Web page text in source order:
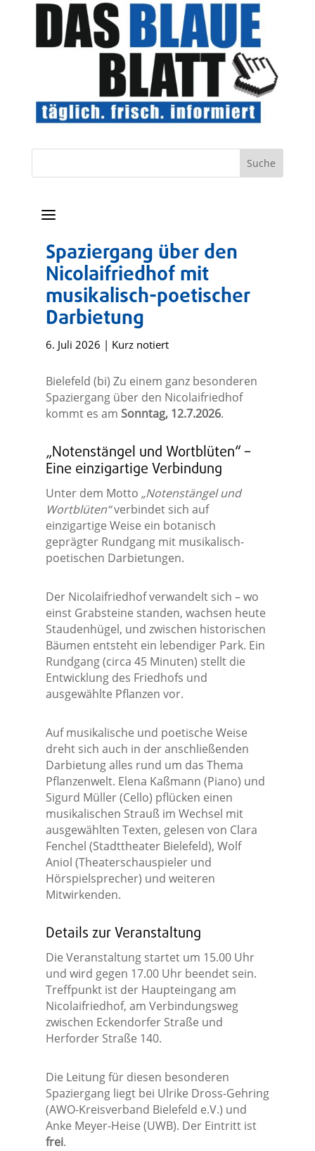
a
Spaziergang über den
Nicolaifriedhof mit
musikalisch-poetischer
Darbietung
6. Juli 2026 | Kurz notiert
Bielefeld (bi) Zu einem ganz besonderen
Spaziergang über den Nicolaifriedhof
kommt es am Sonntag, 12.7.2026.
„Notenstängel und Wortblüten“ –
Eine einzigartige Verbindung
Unter dem Motto „Notenstängel und
Wortblüten“verbindet sich auf
einzigartige Weise ein botanisch
geprägter Rundgang mit musikalisch-
poetischen Darbietungen.
Der Nicolaifriedhof verwandelt sich – wo
einst Grabsteine standen, wachsen heute
Staudenhügel, und zwischen historischen
Bäumen entsteht ein lebendiger Park. Ein
Rundgang (circa 45 Minuten) stellt die
Entwicklung des Friedhofs und
ausgewählte Pflanzen vor.
Auf musikalische und poetische Weise
dreht sich auch in der anschließenden
Darbietung alles rund um das Thema
Pflanzenwelt. Elena Kaßmann (Piano) und
Sigurd Müller (Cello) pflücken einen
musikalischen Strauß im Wechsel mit
ausgewählten Texten, gelesen von Clara
Fenchel (Stadttheater Bielefeld), Wolf
Aniol (Theaterschauspieler und
Hörspielsprecher) und weiteren
Mitwirkenden.
Details zur Veranstaltung
Die Veranstaltung startet um 15.00 Uhr
und wird gegen 17.00 Uhr beendet sein.
Treffpunkt ist der Haupteingang am
Nicolaifriedhof, am Verbindungsweg
zwischen Eckendorfer Straße und
Herforder Straße 140.
Die Leitung für diesen besonderen
Spaziergang liegt bei Ulrike Dross-Gehring
(AWO-Kreisverband Bielefeld e.V.) und
Anke Meyer-Heise (UWB). Der Eintritt ist
frei.